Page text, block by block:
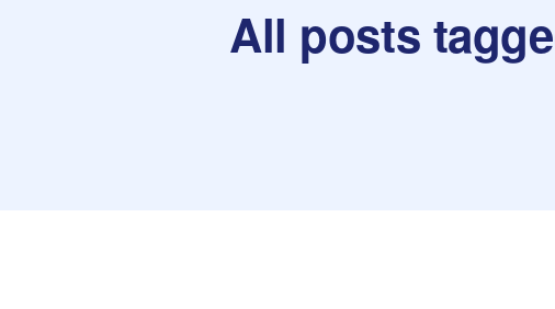
All posts